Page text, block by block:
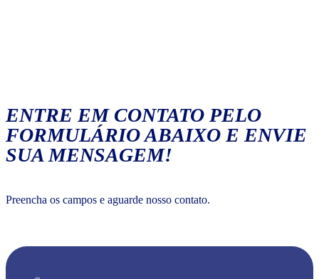
ENTRE EM CONTATO PELO
FORMULÁRIO ABAIXO E ENVIE
SUA MENSAGEM!
Preencha os campos e aguarde nosso contato.